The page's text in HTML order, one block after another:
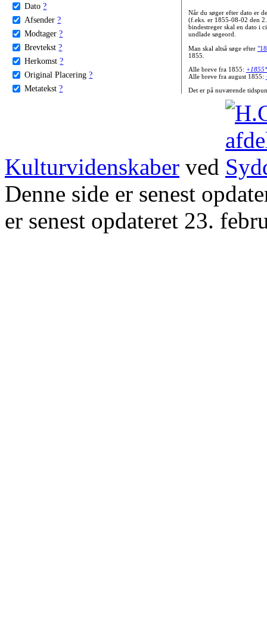
Dato ?
Afsender ?
Modtager ?
Brevtekst ?
Herkomst ?
Original Placering ?
Metatekst ?
Når du søger efter dato er
(f.eks. er 1855-08-02 den
bindestreger skal en dato i
undlade søgeord.
Man skal altså søge efter
1855.
Alle breve fra 1855:
Alle breve fra august 1855:
Det er på nuværende
Kulturvidenskaber ved
Denne side er senest
er senest opdateret 23.